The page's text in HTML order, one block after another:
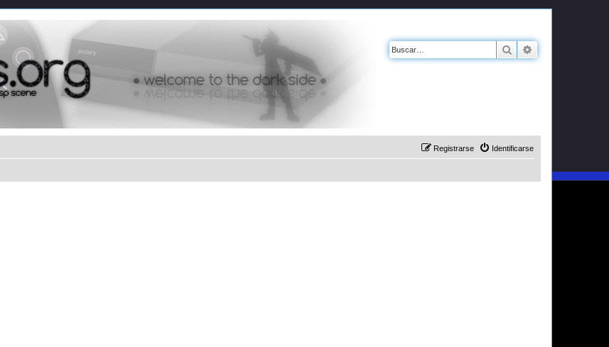
Buscar
Identificarse
Registrarse